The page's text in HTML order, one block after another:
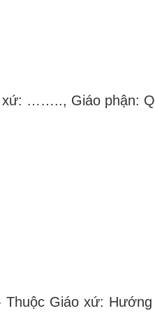
xứ: …….., Giáo phận:
Thuộc Giáo xứ: